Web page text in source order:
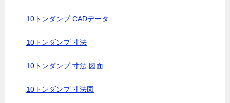
10トンダンプ CADデータ
10トンダンプ 寸法
10トンダンプ 寸法 図面
10トンダンプ 寸法図